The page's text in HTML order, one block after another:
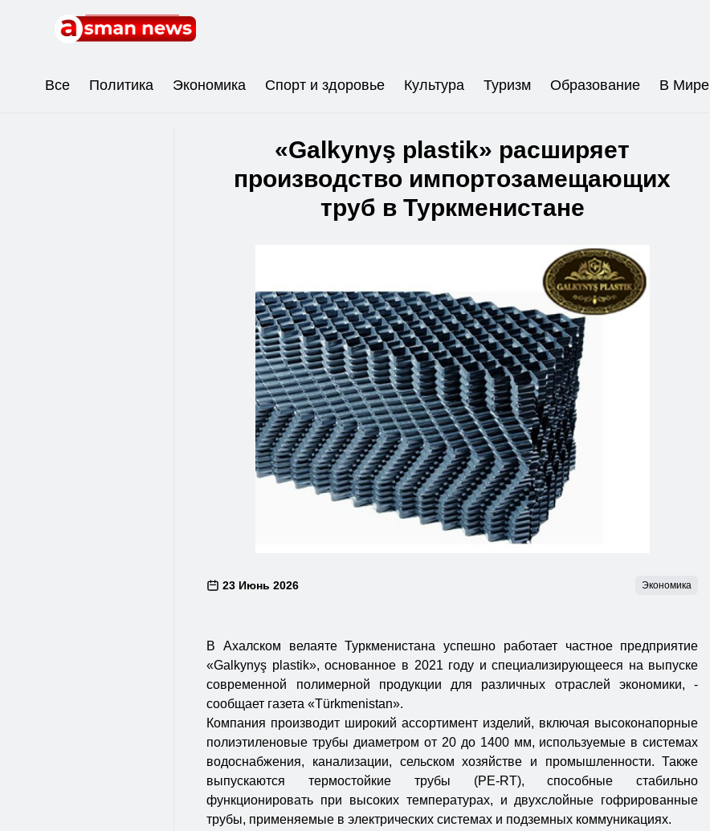
Все Политика Экономика Спорт и здоровье Культура Туризм Образование В Мире
«Galkynyş plastik» расширяет
производство импортозамещающих
труб в Туркменистане
23 Июнь 2026 Экономика
В Ахалском велаяте Туркменистана успешно работает частное предприятие
«Galkynyş plastik», основанное в 2021 году и специализирующееся на выпуске
современной полимерной продукции для различных отраслей экономики, -
сообщает газета «Türkmenistan».
Компания производит широкий ассортимент изделий, включая высоконапорные
полиэтиленовые трубы диаметром от 20 до 1400 мм, используемые в системах
водоснабжения, канализации, сельском хозяйстве и промышленности. Также
выпускаются термостойкие трубы (PE-RT), способные стабильно
функционировать при высоких температурах, и двухслойные гофрированные
трубы, применяемые в электрических системах и подземных коммуникациях.